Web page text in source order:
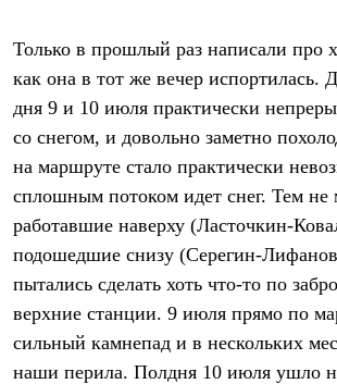
Штормовая одежда
Куртки
Брюки
Софтшелл одежда
Куртки
Брюки
Флисовая одежда
Куртки
Брюки
Термобелье
Теплое термобелье
Среднее термобелье
Легкое термобелье
Лёгкая одежда
Футболки
Только в прошлый раз написали про
как она в тот же вечер испортилась.
дня 9 и 10 июля практически
со снегом, и довольно заметно
на маршруте стало практически
сплошным потоком идет снег. Тем не
работавшие наверху (Ласточкин-
подошедшие снизу (Серегин-
пытались сделать хоть что-то по
верхние станции. 9 июля прямо по
сильный камнепад и в нескольких
наши перила. Полдня 10 июля ушло